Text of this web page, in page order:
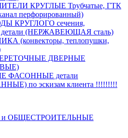
КРУГЛЫЕ Трубчатые, ГТК
перфорированный)
КРУГЛОГО сечения,
(НЕРЖАВЕЮЩАЯ сталь)
(конвекторы, теплопушки,
ДВЕРНЫЕ
ФАСОННЫЕ детали
по эскизам клиента !!!!!!!!!
и ОБЩЕСТРОИТЕЛЬНЫЕ